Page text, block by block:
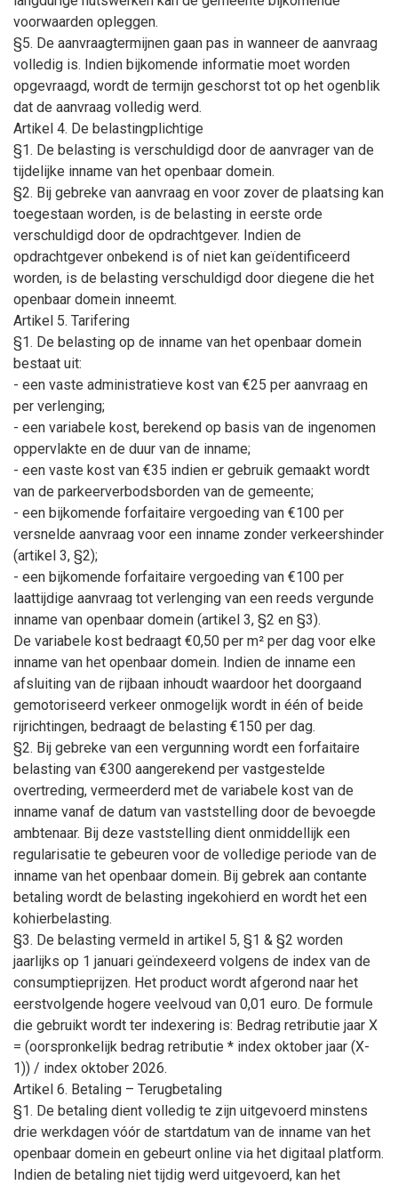
voorwaarden opleggen.
§5. De aanvraagtermijnen gaan pas in wanneer de aanvraag
volledig is. Indien bijkomende informatie moet worden
opgevraagd, wordt de termijn geschorst tot op het ogenblik
dat de aanvraag volledig werd.
Artikel 4. De belastingplichtige
§1. De belasting is verschuldigd door de aanvrager van de
tijdelijke inname van het openbaar domein.
§2. Bij gebreke van aanvraag en voor zover de plaatsing kan
toegestaan worden, is de belasting in eerste orde
verschuldigd door de opdrachtgever. Indien de
opdrachtgever onbekend is of niet kan geïdentificeerd
worden, is de belasting verschuldigd door diegene die het
openbaar domein inneemt.
Artikel 5. Tarifering
§1. De belasting op de inname van het openbaar domein
bestaat uit:
- een vaste administratieve kost van €25 per aanvraag en
per verlenging;
- een variabele kost, berekend op basis van de ingenomen
oppervlakte en de duur van de inname;
- een vaste kost van €35 indien er gebruik gemaakt wordt
van de parkeerverbodsborden van de gemeente;
- een bijkomende forfaitaire vergoeding van €100 per
versnelde aanvraag voor een inname zonder verkeershinder
(artikel 3, §2);
- een bijkomende forfaitaire vergoeding van €100 per
laattijdige aanvraag tot verlenging van een reeds vergunde
inname van openbaar domein (artikel 3, §2 en §3).
De variabele kost bedraagt €0,50 per m² per dag voor elke
inname van het openbaar domein. Indien de inname een
afsluiting van de rijbaan inhoudt waardoor het doorgaand
gemotoriseerd verkeer onmogelijk wordt in één of beide
rijrichtingen, bedraagt de belasting €150 per dag.
§2. Bij gebreke van een vergunning wordt een forfaitaire
belasting van €300 aangerekend per vastgestelde
overtreding, vermeerderd met de variabele kost van de
inname vanaf de datum van vaststelling door de bevoegde
ambtenaar. Bij deze vaststelling dient onmiddellijk een
regularisatie te gebeuren voor de volledige periode van de
inname van het openbaar domein. Bij gebrek aan contante
betaling wordt de belasting ingekohierd en wordt het een
kohierbelasting.
§3. De belasting vermeld in artikel 5, §1 & §2 worden
jaarlijks op 1 januari geïndexeerd volgens de index van de
consumptieprijzen. Het product wordt afgerond naar het
eerstvolgende hogere veelvoud van 0,01 euro. De formule
die gebruikt wordt ter indexering is: Bedrag retributie jaar X
= (oorspronkelijk bedrag retributie * index oktober jaar (X-
1)) / index oktober 2026.
Artikel 6. Betaling – Terugbetaling
§1. De betaling dient volledig te zijn uitgevoerd minstens
drie werkdagen vóór de startdatum van de inname van het
openbaar domein en gebeurt online via het digitaal platform.
Indien de betaling niet tijdig werd uitgevoerd, kan het